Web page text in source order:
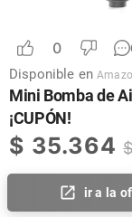
0
Disponible en
Mini Bomba de
¡CUPÓN!
$ 35.364
ir a la